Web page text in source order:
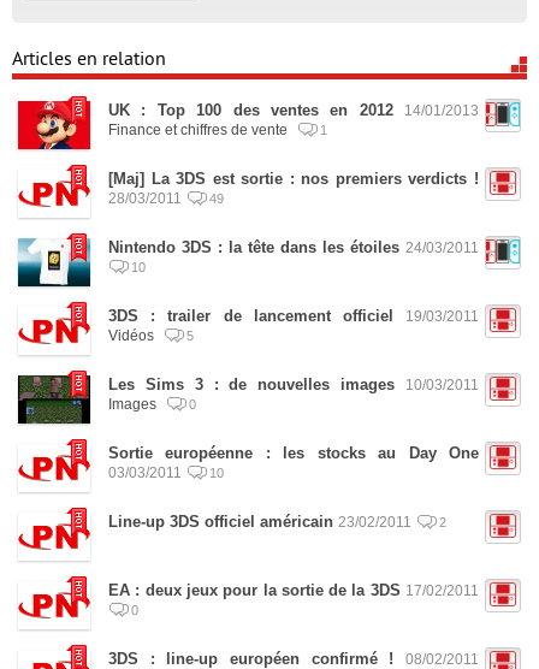
Articles en relation
UK : Top 100 des ventes en 2012
14/01/2013
Finance et chiffres de vente
1
[Maj] La 3DS est sortie : nos premiers verdicts !
28/03/2011 49
Nintendo 3DS : la tête dans les étoiles 24/03/2011
10
3DS : trailer de lancement officiel
19/03/2011
Vidéos
5
Les Sims 3 : de nouvelles images
10/03/2011
Images
0
Sortie européenne : les stocks au Day One
03/03/2011 10
Line-up 3DS officiel américain 23/02/2011 2
EA : deux jeux pour la sortie de la 3DS 17/02/2011
0
3DS : line-up européen confirmé ! 08/02/2011